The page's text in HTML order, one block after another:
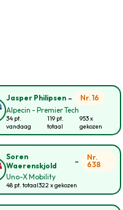
Jasper Philipsen -
Nr. 16
Alpecin - Premier Tech
34 pt.
vandaag
119 pt.
totaal
953 x
gekozen
Soren
Waerenskjold
-
Nr.
638
Uno-X Mobility
48 pt. totaal322 x gekozen